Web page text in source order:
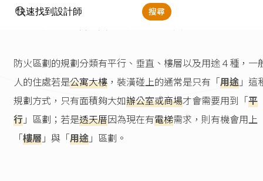
搜尋
火材料、設備來阻隔區域中火焰擴大的速度，爭取大家避難
防火區劃的規劃分類有平行、垂直、樓層以及用途４種，一
人的住處若是公寓大樓 ，裝潢碰上的通常是只有「用途 」這
規劃方式，只有面積夠大如辦公室或商場才會需要用到「平
行 」區劃；若是透天厝因為現在有電梯需求，則有機會用上
「樓層 」與「用途 」區劃。